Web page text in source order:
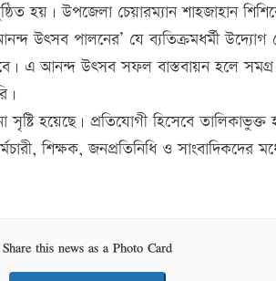
উপজেলা চেয়ারম্যান শাহজাহান
উৎসব পালনের’ যে ব্যতিক্রমধর্মী উদ্যোগ
এ আনন্দ উৎসব সফল বাস্তবায়ন হলে
হয়েছে। প্রতিযোগী হিসেবে তালিকাভুক্ত
শিক্ষক, জনপ্রতিনিধি ও সাংবাদিকদের
Share this news as a Photo Card